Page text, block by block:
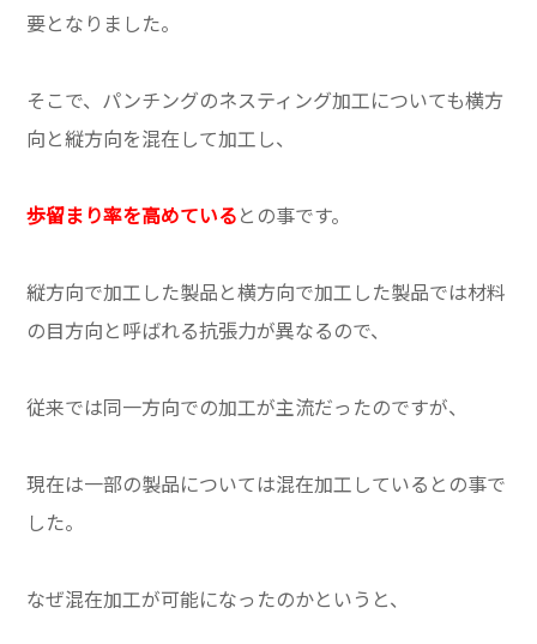
要となりました。
そこで、パンチングのネスティング加工についても横方
向と縦方向を混在して加工し、
歩留まり率を高めているとの事です。
縦方向で加工した製品と横方向で加工した製品では材料
の目方向と呼ばれる抗張力が異なるので、
従来では同一方向での加工が主流だったのですが、
現在は一部の製品については混在加工しているとの事で
した。
なぜ混在加工が可能になったのかというと、